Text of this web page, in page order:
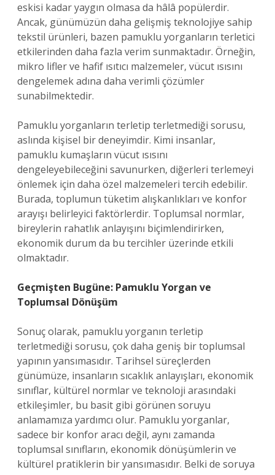
eskisi kadar yaygın olmasa da hâlâ popülerdir.
Ancak, günümüzün daha gelişmiş teknolojiye sahip
tekstil ürünleri, bazen pamuklu yorganların terletici
etkilerinden daha fazla verim sunmaktadır. Örneğin,
mikro lifler ve hafif ısıtıcı malzemeler, vücut ısısını
dengelemek adına daha verimli çözümler
sunabilmektedir.
Pamuklu yorganların terletip terletmediği sorusu,
aslında kişisel bir deneyimdir. Kimi insanlar,
pamuklu kumaşların vücut ısısını
dengeleyebileceğini savunurken, diğerleri terlemeyi
önlemek için daha özel malzemeleri tercih edebilir.
Burada, toplumun tüketim alışkanlıkları ve konfor
arayışı belirleyici faktörlerdir. Toplumsal normlar,
bireylerin rahatlık anlayışını biçimlendirirken,
ekonomik durum da bu tercihler üzerinde etkili
olmaktadır.
Geçmişten Bugüne: Pamuklu Yorgan ve
Toplumsal Dönüşüm
Sonuç olarak, pamuklu yorganın terletip
terletmediği sorusu, çok daha geniş bir toplumsal
yapının yansımasıdır. Tarihsel süreçlerden
günümüze, insanların sıcaklık anlayışları, ekonomik
sınıflar, kültürel normlar ve teknoloji arasındaki
etkileşimler, bu basit gibi görünen soruyu
anlamamıza yardımcı olur. Pamuklu yorganlar,
sadece bir konfor aracı değil, aynı zamanda
toplumsal sınıfların, ekonomik dönüşümlerin ve
kültürel pratiklerin bir yansımasıdır. Belki de soruya